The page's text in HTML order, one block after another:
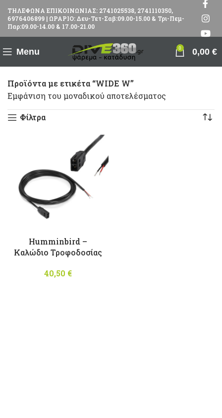
ΤΗΛΕΦΩΝΑ ΕΠΙΚΟΙΝΩΝΙΑΣ: 2741025538, 2741110350,
6976406899 | ΩΡΑΡΙΟ: Δευ-Τετ-Σαβ:09.00-15.00 & Τρι-Πεμ-
Παρ:09.00-14.00 & 17.00-21.00
Menu 0 0,00 €
Προϊόντα με ετικέτα “WIDE W”
Εμφάνιση του μοναδικού αποτελέσματος
Φίλτρα
Humminbird –
Καλώδιο Τροφοδοσίας
40,50 €